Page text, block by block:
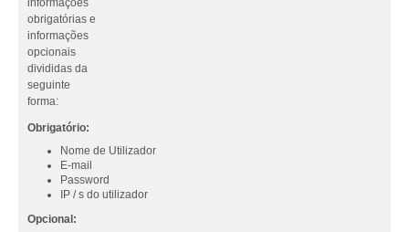
informações
obrigatórias e
informações
opcionais
divididas da
seguinte
forma:
Obrigatório:
Nome de Utilizador
E-mail
Password
IP / s do utilizador
Opcional: